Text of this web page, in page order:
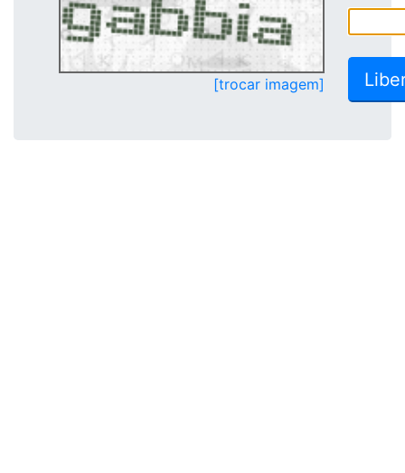
[trocar imagem]